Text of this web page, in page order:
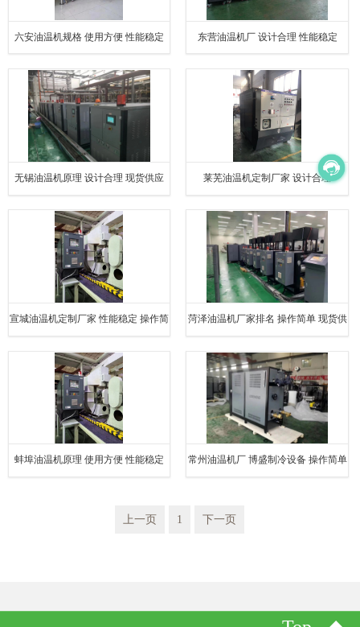
六安油温机规格 使用方便 性能稳定 东营油温机厂 设计合理 性能稳定
无锡油温机原理 设计合理 现货供应 莱芜油温机定制厂家 设计合理
宣城油温机定制厂家 性能稳定 操作简 菏泽油温机厂家排名 操作简单 现货供
蚌埠油温机原理 使用方便 性能稳定 常州油温机厂 博盛制冷设备 操作简单
上一页 1 下一页